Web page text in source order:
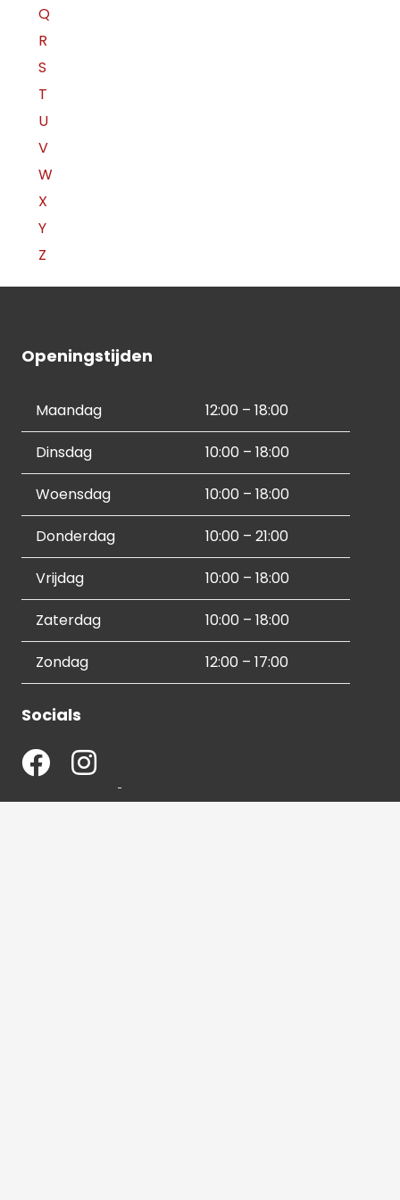
Q
R
S
T
U
V
W
X
Y
Z
Openingstijden
Maandag 12:00 – 18:00
Dinsdag 10:00 – 18:00
Woensdag 10:00 – 18:00
Donderdag 10:00 – 21:00
Vrijdag 10:00 – 18:00
Zaterdag 10:00 – 18:00
Zondag 12:00 – 17:00
Socials